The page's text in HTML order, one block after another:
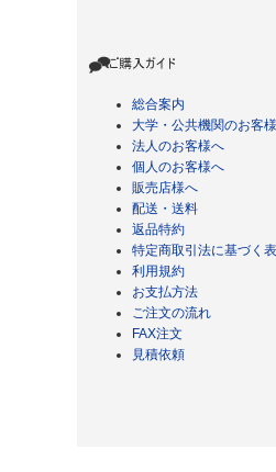
総合案内
大学・公共機関のお客
法人のお客様へ
個人のお客様へ
販売店様へ
配送・送料
返品特約
特定商取引法に基づく
利用規約
お支払方法
ご注文の流れ
FAX注文
見積依頼